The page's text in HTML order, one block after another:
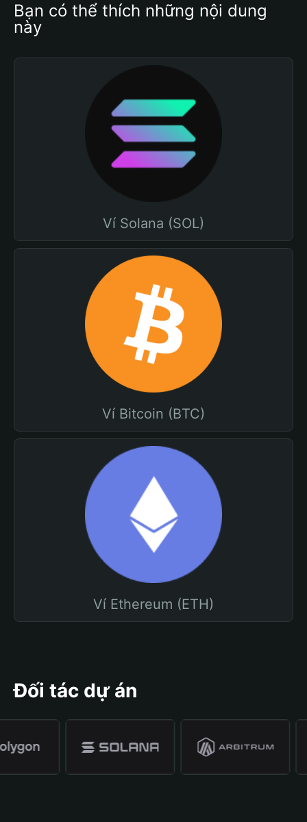
Bạn có thể thích những nội dung
này
Ví Solana (SOL)
Ví Bitcoin (BTC)
Ví Ethereum (ETH)
Đối tác dự án